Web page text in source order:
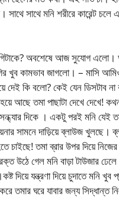
সাথে সাথে মনি শরীরে কারেন্ট
অবশেষে আজ সুযোগ এলো।
খুব কামভাব জাগলো। – মাসি
দেই কি বলো? কেই যেন ডিসটাব
আছে তমা পাছাটা দেখে দেখে!
সন্ধ্যার দিকে । একটু পরই মনি
সামনে দাড়িয়ে ব্লাউজ খুলছে।
চাইছে! তমা ব্রার উপর দিয়ে
উঠে গেল মনি বাড়া টাউজার
দিয়ে যন্ত্রণা দিয়ে চুদাতে মনি খুব
তমার ঘরে যাবার জন্য সিদ্ধান্ত